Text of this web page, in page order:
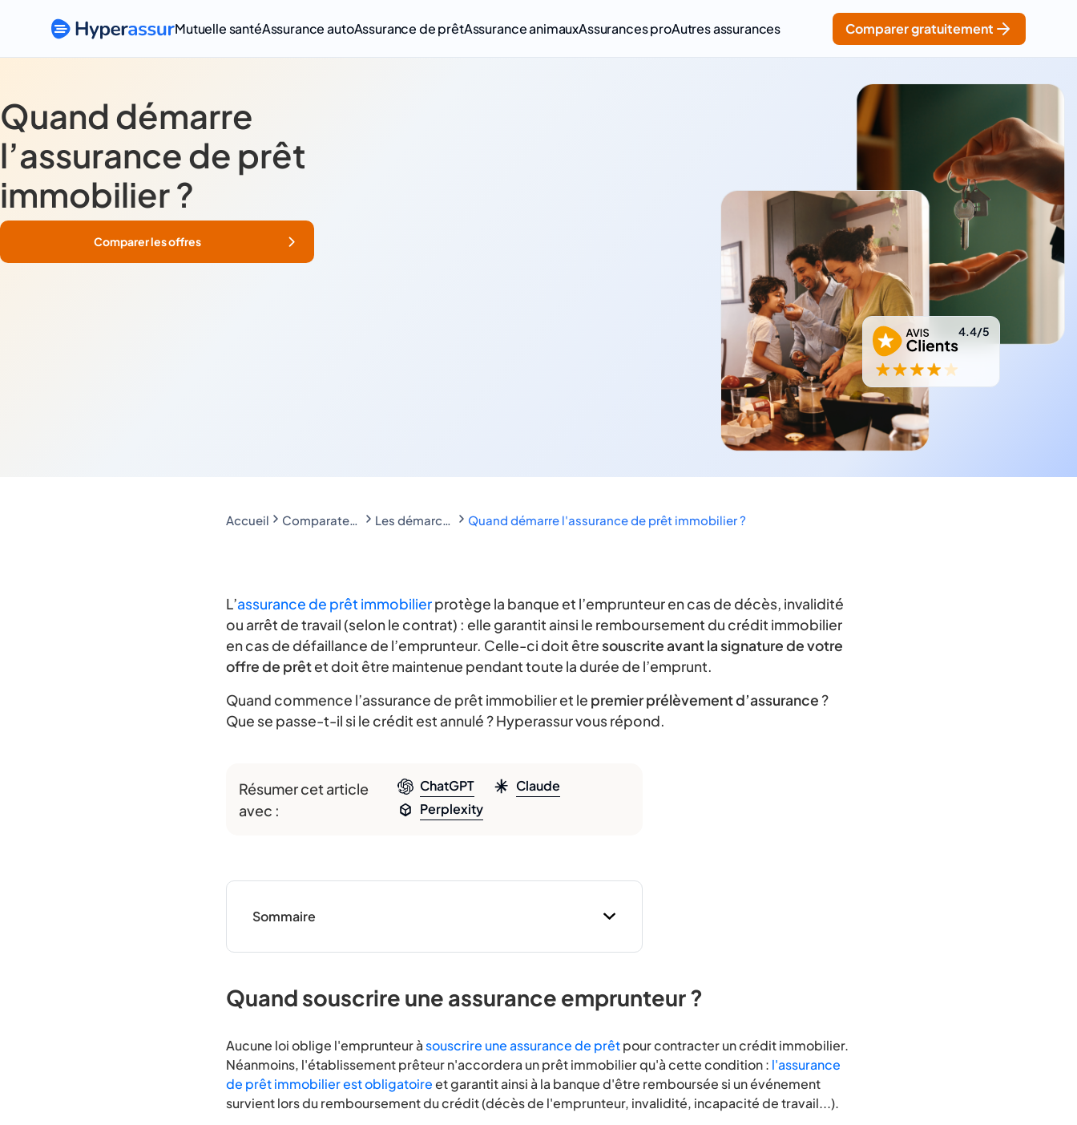
Mutuelle santéAssurance autoAssurance de prêtAssurance animauxAssurances proAutres assurances Comparer gratuitement
Quand démarre
l’assurance de prêt
immobilier ?
Comparer les offres
4.4/5
Accueil Comparateur d'assurance emprunteur Les démarches liées au contrat d'assurance emprunteur Quand démarre l'assurance de prêt immobilier ?
L’assurance de prêt immobilierprotège la banque et l’emprunteur en cas de décès, invalidité
ou arrêt de travail (selon le contrat) : elle garantit ainsi le remboursement du crédit immobilier
en cas de défaillance de l’emprunteur. Celle-ci doit êtresouscrite avant la signature de votre
offre de prêtet doit être maintenue pendant toute la durée de l’emprunt.
Quand commence l’assurance de prêt immobilier et le premier prélèvement d’assurance?
Que se passe-t-il si le crédit est annulé ? Hyperassur vous répond.
Résumer cet article
avec :
ChatGPT
Claude
Perplexity
Sommaire
Quand souscrire une assurance emprunteur ?
Aucune loi oblige l'emprunteur àsouscrire une assurance de prêtpour contracter un crédit immobilier.
Néanmoins, l'établissement prêteur n'accordera un prêt immobilier qu'à cette condition : l'assurance
de prêt immobilier est obligatoireet garantit ainsi à la banque d'être remboursée si un événement
survient lors du remboursement du crédit (décès de l'emprunteur, invalidité, incapacité de travail...).